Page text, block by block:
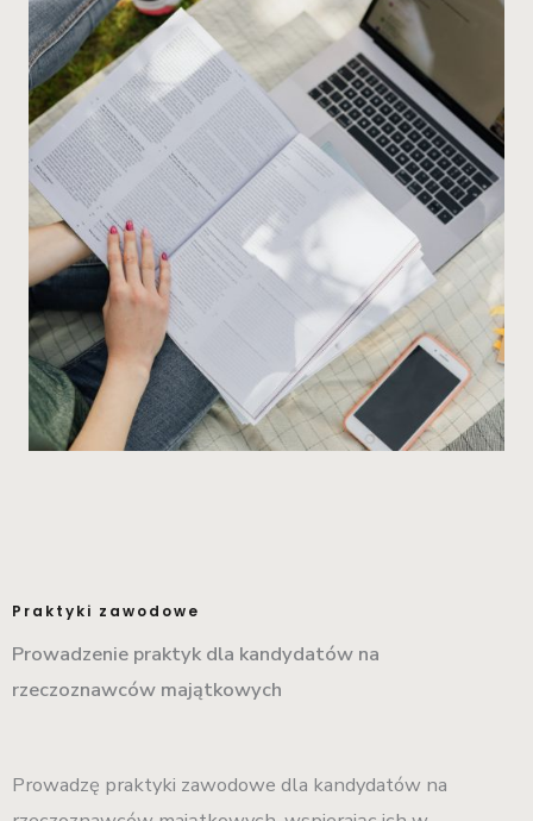
Praktyki zawodowe
Prowadzenie praktyk dla kandydatów na
rzeczoznawców majątkowych
Prowadzę praktyki zawodowe dla kandydatów na